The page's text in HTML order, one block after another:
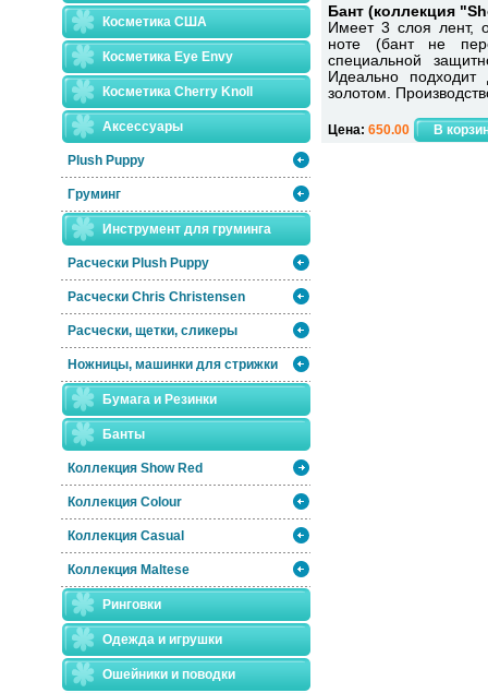
Косметика США
Косметика Eye Envy
Косметика Сherry Knoll
Аксессуары
Plush Puppy
Груминг
Инструмент для груминга
Расчески Plush Puppy
Расчески Сhris Christensen
Расчески, щетки, сликеры
Ножницы, машинки для стрижки
Бумага и Резинки
Банты
Коллекция Show Red
Коллекция Colour
Коллекция Casual
Коллекция Maltese
Ринговки
Одежда и игрушки
Ошейники и поводки
Бант (коллекция
Имеет 3 слоя лент,
ноте (бант не
специальной
Идеально
золотом.
Цена: 650.00